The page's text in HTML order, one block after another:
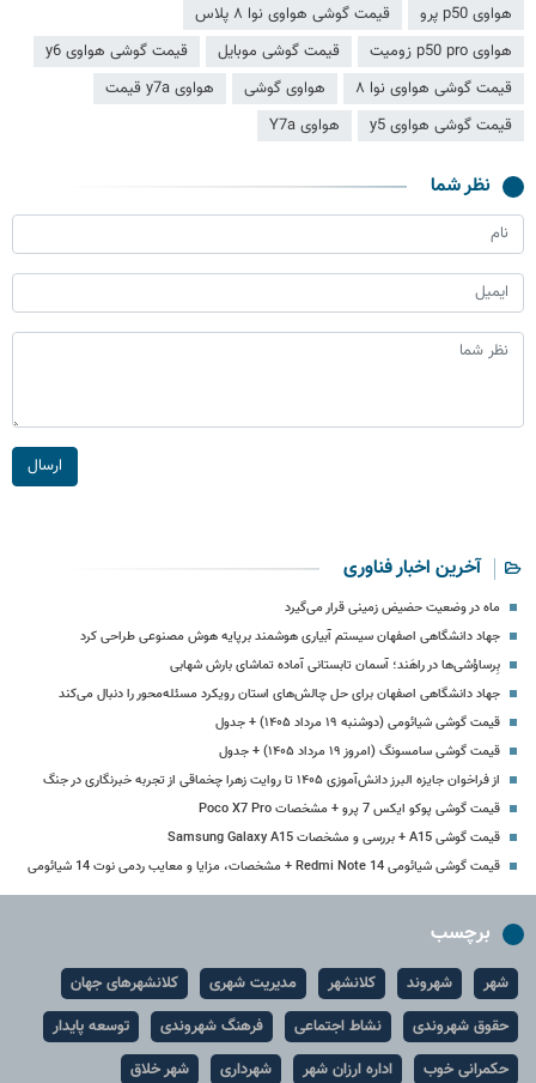
هواوی p50 پرو
قیمت گوشی هواوی نوا ۸ پلاس
هواوی p50 pro زومیت
قیمت گوشی موبایل
قیمت گوشی هواوی y6
قیمت گوشی هواوی نوا ۸
هواوی گوشی
هواوی y7a قیمت
قیمت گوشی هواوی y5
هواوی Y7a
نظر شما
ارسال
آخرین اخبار فناوری
ماه در وضعیت حضیض زمینی قرار می‌گیرد
جهاد دانشگاهی اصفهان سیستم آبیاری هوشمند برپایه هوش مصنوعی طراحی کرد
بِرساوُشی‌ها در راهَند؛ آسمان تابستانی آماده تماشای بارش شهابی
جهاد دانشگاهی اصفهان برای حل چالش‌های استان رویکرد مسئله‌محور را دنبال می‌کند
قیمت گوشی شیائومی (دوشنبه ۱۹ مرداد ۱۴۰۵) + جدول
قیمت گوشی سامسونگ (امروز ۱۹ مرداد ۱۴۰۵) + جدول
از فراخوان جایزه البرز دانش‌آموزی ۱۴۰۵ تا روایت زهرا چخماقی از تجربه خبرنگاری در جنگ
قیمت گوشی پوکو ایکس 7 پرو + مشخصات Poco X7 Pro
قیمت گوشی A15 + بررسی و مشخصات Samsung Galaxy A15
قیمت گوشی شیائومی Redmi Note 14 + مشخصات، مزایا و معایب ردمی نوت 14 شیائومی
برچسب
شهر شهروند کلانشهر مدیریت شهری
کلانشهرهای جهان
حقوق شهروندی
نشاط اجتماعی فرهنگ شهروندی
توسعه پایدار
حکمرانی خوب
اداره ارزان شهر شهرداری شهر خلاق